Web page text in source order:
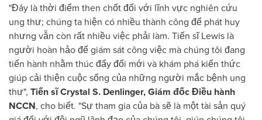
"Đây là thời điểm then chốt đối với lĩnh vực nghiên cứu
ung thư; chúng ta hiện có nhiều thành công để phát huy
nhưng vẫn còn rất nhiều việc phải làm. Tiến sĩ Lewis là
người hoàn hảo để giám sát công việc mà chúng tôi đang
tiến hành nhằm thúc đẩy đổi mới và khám phá kiến thức
giúp cải thiện cuộc sống của những người mắc bệnh ung
thư", Tiến sĩ Crystal S. Denlinger, Giám đốc Điều hành
NCCN, cho biết. "Sự tham gia của bà sẽ là một tài sản quý